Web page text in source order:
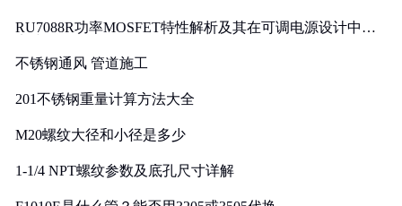
RU7088R功率MOSFET特性解析及其在可调电源设计中的
不锈钢通风 管道施工
201不锈钢重量计算方法大全
M20螺纹大径和小径是多少
1-1/4 NPT螺纹参数及底孔尺寸详解